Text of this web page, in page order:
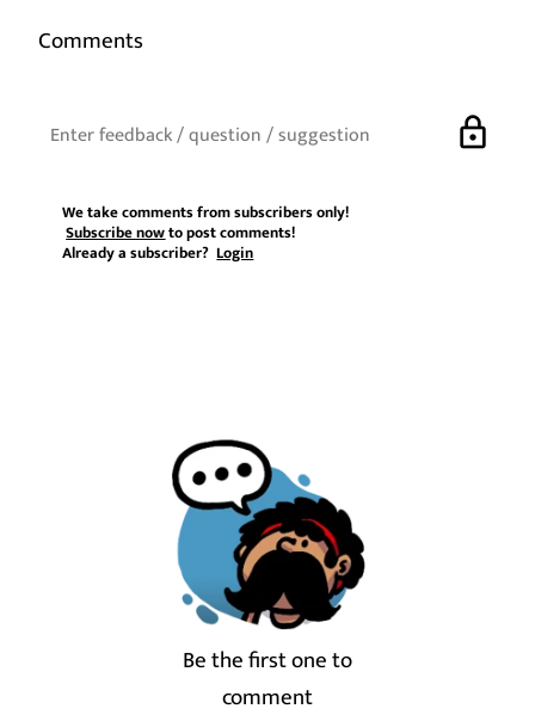
Comments
lock
We take comments from subscribers only!
Subscribe nowto post comments!
Already a subscriber?Login
Be the first one to
comment